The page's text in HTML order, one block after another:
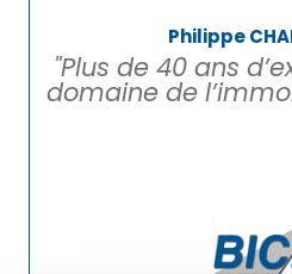
Philippe
"Plus de 40 ans
domaine de